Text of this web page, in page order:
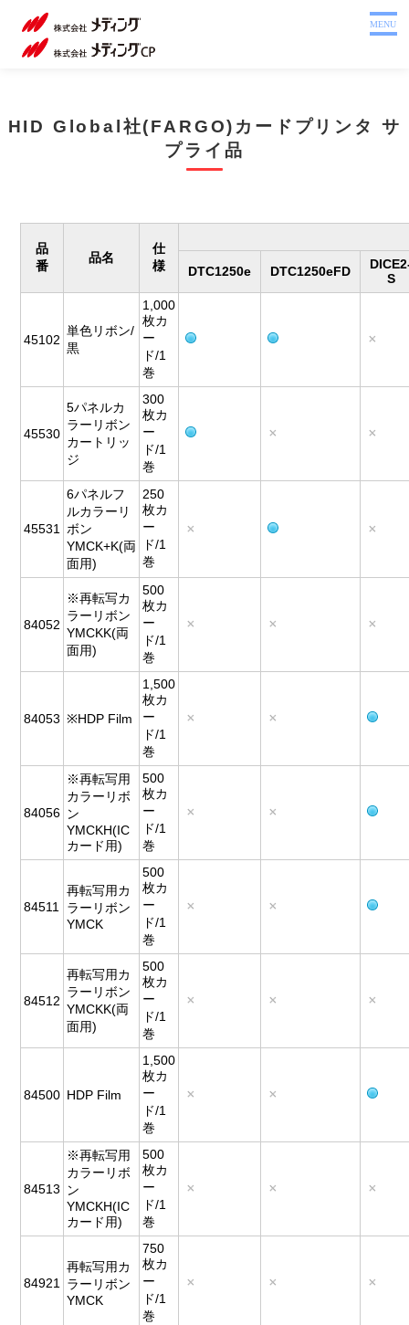
MENU
ド
HID Global社(FARGO)カードプリンタ サ
プライ品
品
番
品名
仕
様
DTC1250e DTC1250eFD
S
45102
単色リボン/
黒
1,000
枚カ
ー
ド/1
巻
45530
5パネルカ
ラーリボン
カートリッ
ジ
300
枚カ
ー
ド/1
巻
45531
6パネルフ
ルカラーリ
ボン
YMCK+K(両
面用)
250
枚カ
ー
ド/1
巻
84052
※再転写カ
ラーリボン
YMCKK(両
面用)
500
枚カ
ー
ド/1
巻
84053 ※HDP Film
1,500
枚カ
ー
ド/1
巻
84056
※再転写用
カラーリボ
ン
YMCKH(IC
カード用)
500
枚カ
ー
ド/1
巻
84511
再転写用カ
ラーリボン
YMCK
500
枚カ
ー
ド/1
巻
84512
再転写用カ
ラーリボン
YMCKK(両
面用)
500
枚カ
ー
ド/1
巻
84500 HDP Film
1,500
枚カ
ー
ド/1
巻
84513
※再転写用
カラーリボ
ン
YMCKH(IC
カード用)
500
枚カ
ー
ド/1
巻
84921
再転写用カ
ラーリボン
YMCK
750
枚カ
ー
ド/1
巻